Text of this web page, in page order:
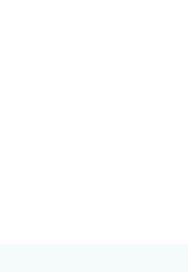
nazikçe uygulanabilir.
kullanıcılar için